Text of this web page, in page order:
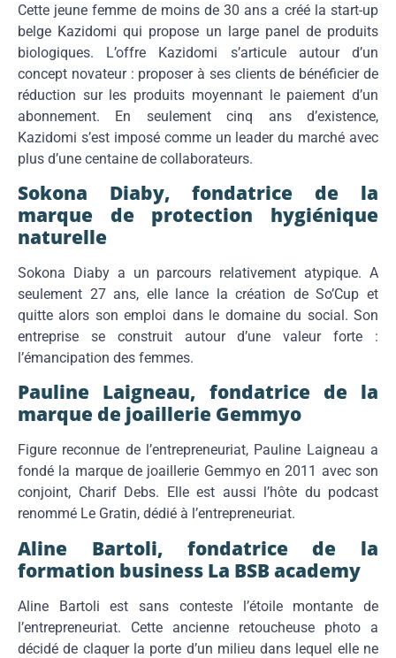
Cette jeune femme de moins de 30 ans a créé la start-up
belge Kazidomi qui propose un large panel de produits
biologiques. L’offre Kazidomi s’articule autour d’un
concept novateur : proposer à ses clients de bénéficier de
réduction sur les produits moyennant le paiement d’un
abonnement. En seulement cinq ans d’existence,
Kazidomi s’est imposé comme un leader du marché avec
plus d’une centaine de collaborateurs.
Sokona Diaby, fondatrice de la
marque de protection hygiénique
naturelle
Sokona Diaby a un parcours relativement atypique. A
seulement 27 ans, elle lance la création de So’Cup et
quitte alors son emploi dans le domaine du social. Son
entreprise se construit autour d’une valeur forte :
l’émancipation des femmes.
Pauline Laigneau, fondatrice de la
marque de joaillerie Gemmyo
Figure reconnue de l’entrepreneuriat, Pauline Laigneau a
fondé la marque de joaillerie Gemmyo en 2011 avec son
conjoint, Charif Debs. Elle est aussi l’hôte du podcast
renommé Le Gratin, dédié à l’entrepreneuriat.
Aline Bartoli, fondatrice de la
formation business La BSB academy
Aline Bartoli est sans conteste l’étoile montante de
l’entrepreneuriat. Cette ancienne retoucheuse photo a
décidé de claquer la porte d’un milieu dans lequel elle ne